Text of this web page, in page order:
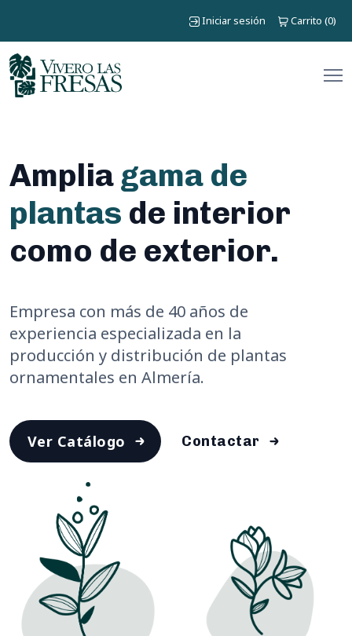
Iniciar sesión Carrito (0)
Amplia gama de
plantas de interior
como de exterior.
Empresa con más de 40 años de
experiencia especializada en la
producción y distribución de plantas
ornamentales en Almería.
Ver Catálogo Contactar